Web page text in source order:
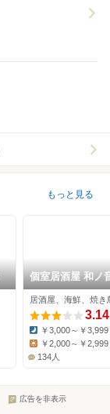
もっと見る
個室居酒屋 和ノ
浜幕張店
居酒屋、海鮮、焼き
3.14
Dinner:
￥3,000～￥3,999
￥2,000～￥2,999
134人
広告を非表示